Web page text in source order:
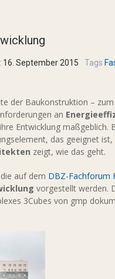
16. September 2015 Tags
der Baukonstruktion –
an
Entwicklung
das geeignet
zeigt, wie das geht.
auf dem DBZ-Fachforum
vorgestellt werden.
3Cubes von gmp